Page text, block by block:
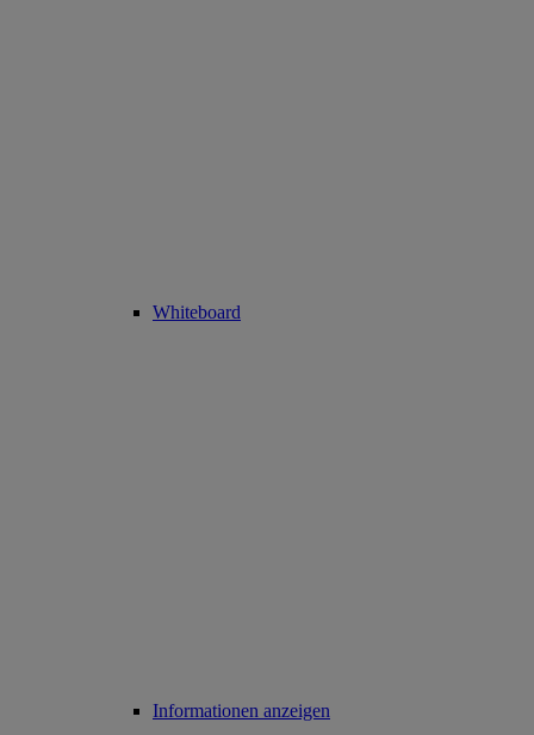
Whiteboard
Informationen anzeigen